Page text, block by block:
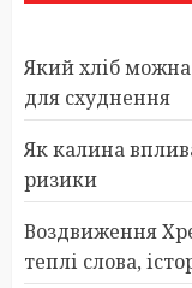
Який хліб можна
для схуднення
Як калина
ризики
Воздвиження
теплі слова,